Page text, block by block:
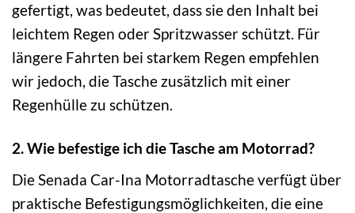
gefertigt, was bedeutet, dass sie den Inhalt bei
leichtem Regen oder Spritzwasser schützt. Für
längere Fahrten bei starkem Regen empfehlen
wir jedoch, die Tasche zusätzlich mit einer
Regenhülle zu schützen.
2. Wie befestige ich die Tasche am Motorrad?
Die Senada Car-Ina Motorradtasche verfügt über
praktische Befestigungsmöglichkeiten, die eine